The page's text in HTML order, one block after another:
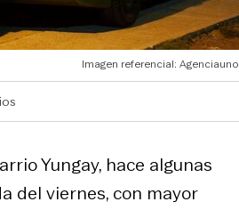
Imagen referencial: Agenciauno
Yungay, hace algunas
del viernes, con mayor